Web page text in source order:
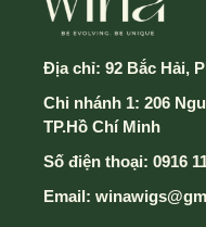
Địa chỉ: 92 Bắc Hải,
Chi nhánh 1: 206
TP.Hồ Chí Minh
Số điện thoại: 0916
Email: